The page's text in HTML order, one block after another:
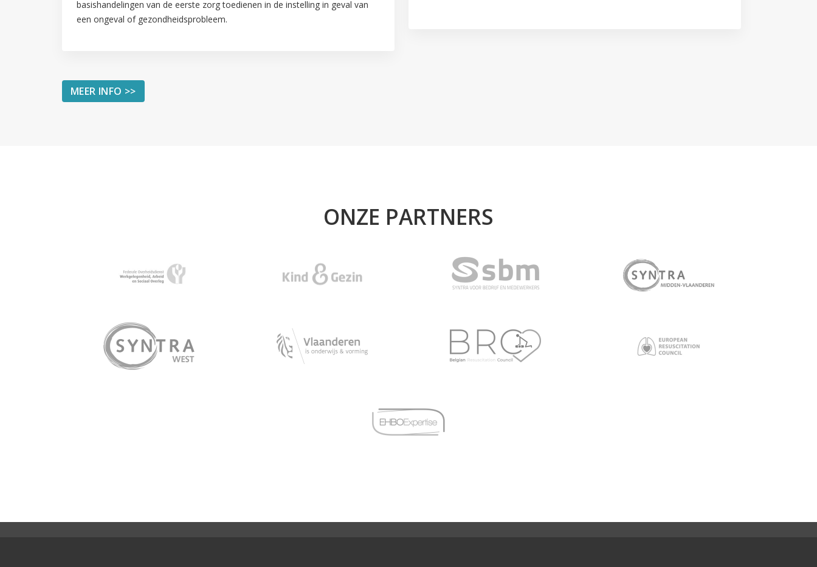
basishandelingen van de eerste zorg toedienen in de instelling in geval van
een ongeval of gezondheidsprobleem.
MEER INFO >>
ONZE PARTNERS